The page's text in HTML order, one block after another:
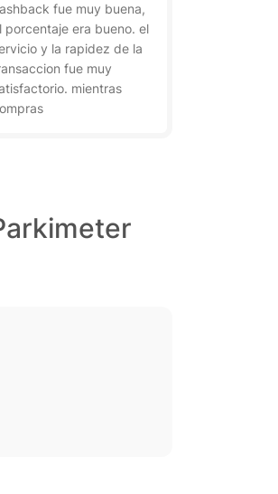
fue muy buena,
porcentaje era bueno. el
y la rapidez de la
fue muy
mientras